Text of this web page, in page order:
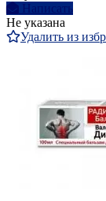
Написать
Не указана
Удалить из